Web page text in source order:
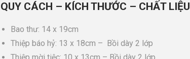
QUY CÁCH – KÍCH THƯỚC – CHẤT LIỆU
Bao thư: 14 x 19cm
Thiệp báo hỷ: 13 x 18cm – Bồi dày 2 lớp